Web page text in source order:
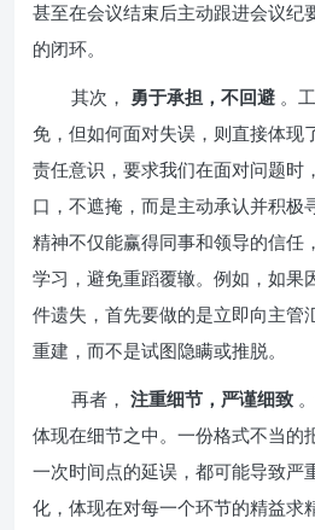
甚至在会议结束后主动跟进会议纪
的闭环。
其次， 勇于承担，不回避 。
免，但如何面对失误，则直接体现
责任意识，要求我们在面对问题时
口，不遮掩，而是主动承认并积极
精神不仅能赢得同事和领导的信任
学习，避免重蹈覆辙。例如，如果
件遗失，首先要做的是立即向主管
重建，而不是试图隐瞒或推脱。
再者， 注重细节，严谨细致
体现在细节之中。一份格式不当的
一次时间点的延误，都可能导致严
化，体现在对每一个环节的精益求